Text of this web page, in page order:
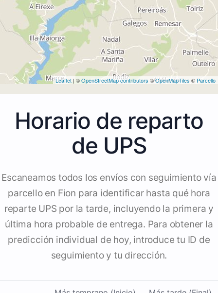
Leaflet | ©OpenStreetMap contributors ©OpenMapTiles © Parcello
Horario de reparto
de UPS
Escaneamos todos los envíos con seguimiento vía
parcello en Fion para identificar hasta qué hora
reparte UPS por la tarde, incluyendo la primera y
última hora probable de entrega. Para obtener la
predicción individual de hoy, introduce tu ID de
seguimiento y tu dirección.